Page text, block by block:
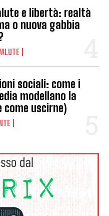
e libertà: realtà
o nuova gabbia
sociali: come i
modellano la
come uscirne)